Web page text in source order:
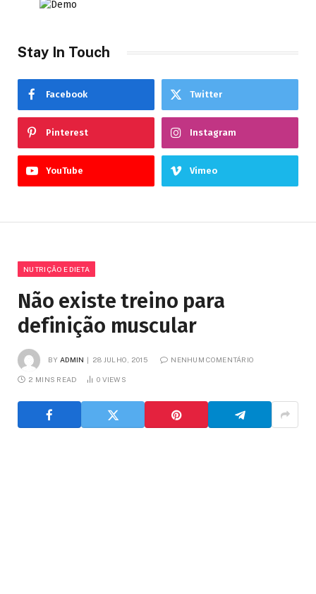
Stay In Touch
Facebook Twitter
Pinterest Instagram
YouTube Vimeo
NUTRIÇÃO E DIETA
Não existe treino para
definição muscular
BY ADMIN 28 JULHO, 2015 NENHUM COMENTÁRIO
2 MINS READ 0 VIEWS